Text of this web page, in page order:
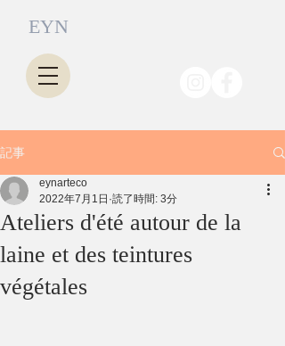
EYN
記事
Ateliers d'été autour de la
laine et des teintures
végétales
eynarteco
2022年7月1日 読了時間: 3分